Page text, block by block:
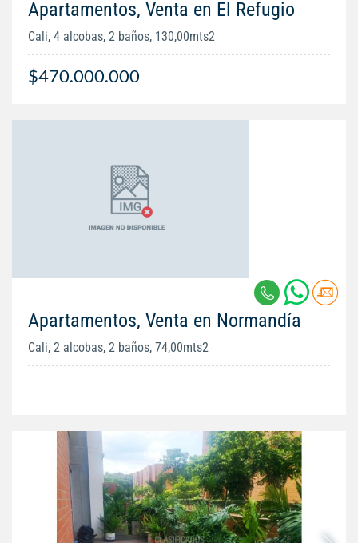
Apartamentos, Venta en El Refugio
Cali, 4 alcobas, 2 baños, 130,00mts2
$470.000.000
Apartamentos, Venta en Normandía
Cali, 2 alcobas, 2 baños, 74,00mts2